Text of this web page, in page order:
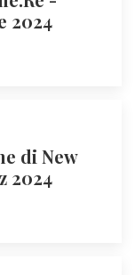
2024
di New
2024